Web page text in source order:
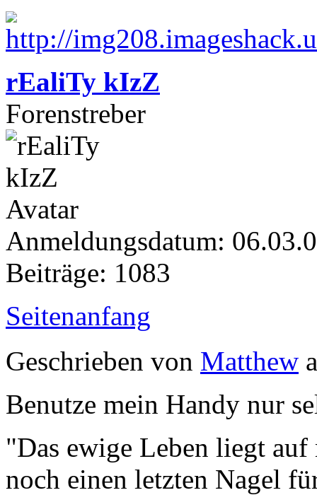
rEaliTy kIzZ
Forenstreber
Anmeldungsdatum:
Beiträge: 1083
Seitenanfang
Geschrieben von Matthew
Benutze mein Handy nur
"Das ewige Leben liegt
noch einen letzten Nagel